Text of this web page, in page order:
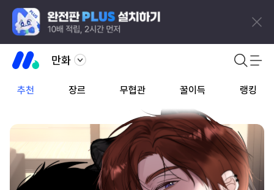
만화
추천 장르 무협관 꿀이득 랭킹